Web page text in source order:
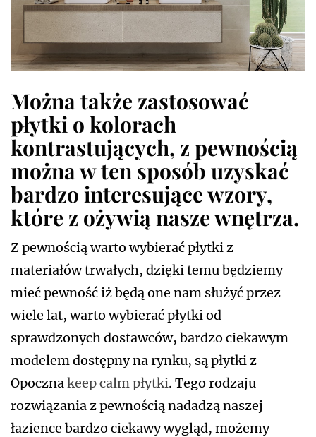
Można także zastosować
płytki o kolorach
kontrastujących, z pewnością
można w ten sposób uzyskać
bardzo interesujące wzory,
które z ożywią nasze wnętrza.
Z pewnością warto wybierać płytki z
materiałów trwałych, dzięki temu będziemy
mieć pewność iż będą one nam służyć przez
wiele lat, warto wybierać płytki od
sprawdzonych dostawców, bardzo ciekawym
modelem dostępny na rynku, są płytki z
Opocznakeep calm płytki. Tego rodzaju
rozwiązania z pewnością nadadzą naszej
łazience bardzo ciekawy wygląd, możemy